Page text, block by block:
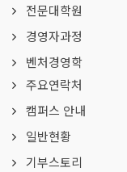
전문대학원
경영자과정
벤처경영학
주요연락처
캠퍼스 안내
일반현황
기부스토리